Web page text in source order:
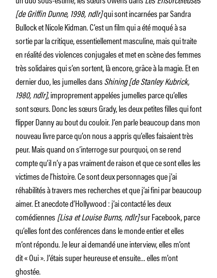
[de Griffin Dunne, 1998, ndlr]qui sont incarnées par Sandra
Bullock et Nicole Kidman. C’est un film qui a été moqué à sa
sortie par la critique, essentiellement masculine, mais qui traite
en réalité des violences conjugales et met en scène des femmes
très solidaires qui s’en sortent, là encore, grâce à la magie. Et en
dernier duo, les jumelles dansShining[de Stanley Kubrick,
1980, ndlr], improprement appelées jumelles parce qu’elles
sont sœurs. Donc les sœurs Grady, les deux petites filles qui font
flipper Danny au bout du couloir. J’en parle beaucoup dans mon
nouveau livre parce qu’on nous a appris qu’elles faisaient très
peur. Mais quand on s’interroge sur pourquoi, on se rend
compte qu’il n’y a pas vraiment de raison et que ce sont elles les
victimes de l’histoire. Ce sont deux personnages que j’ai
réhabilités à travers mes recherches et que j’ai fini par beaucoup
aimer. Et anecdote d’Hollywood : j’ai contacté les deux
comédiennes[Lisa et Louise Burns, ndlr]sur Facebook, parce
qu’elles font des conférences dans le monde entier et elles
m’ont répondu. Je leur ai demandé une interview, elles m’ont
dit « Oui ». J’étais super heureuse et ensuite… elles m’ont
ghostée.